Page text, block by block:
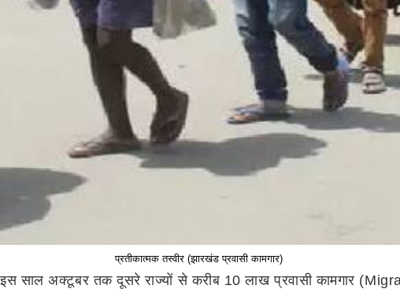
प्रतीकात्मक तस्वीर (झारखंड प्रवासी कामगार)
साल अक्टूबर तक दूसरे राज्यों से करीब 10 लाख प्रवासी कामगार